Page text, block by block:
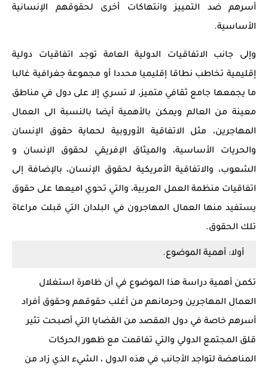
أسرهم ضد التمييز وانتهاكات أخرى لحقوقهم الإنسانية
الأساسية.
وإلى جانب الاتفاقيات الدولية العامة توجد اتفاقيات دولية
إقليمية تخاطب نطاقا إقليميا محددا أو مجموعة جغرافية غالبا
ما يجمعها جامع ثقافي متميز، لا تسري إلا على دول في مناطق
معينة من العالم ويمكن بالأهمية أيضا بالنسبة الى العمال
المهاجرين، مثل الاتفاقية الأوروبية لحماية حقوق الإنسان
والحريات الأساسية، والميثاق الإفريقي لحقوق الإنسان و
الشعوب، والاتفاقية الأمريكية لحقوق الإنسان، بالإضافة إلى
اتفاقيات منظمة العمل العربية، والتي تحوي اميعها على حقوق
يستفيد منها العمال المهاجرون في البلدان التي قبلت مراعاة
تلك الحقوق.
أولا: أهمية الموضوع.
تكمن أهمية دراسة هذا الموضوع في أن ظاهرة استغلال
العمال المهاجرين وحرمانهم من أغلب حقوقهم وحقوق أفراد
أسرهم خاصة في دول المقصد من القضايا التي أصبحت تثير
قلق المجتمع الدولي والتي تفاقمت مع ظهور الحركات
المناهضة لتواجد الأجانب في هذه الدول ، الشيء الذي زاد من